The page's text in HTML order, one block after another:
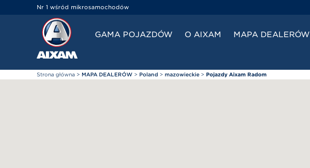
Nr 1 wśród mikrosamochodów
GAMA POJAZDÓW O AIXAM MAPA DEALERÓW
Strona główna > MAPA DEALERÓW > Poland > mazowieckie > Pojazdy Aixam Radom
Panel zarządzania plikami cookies